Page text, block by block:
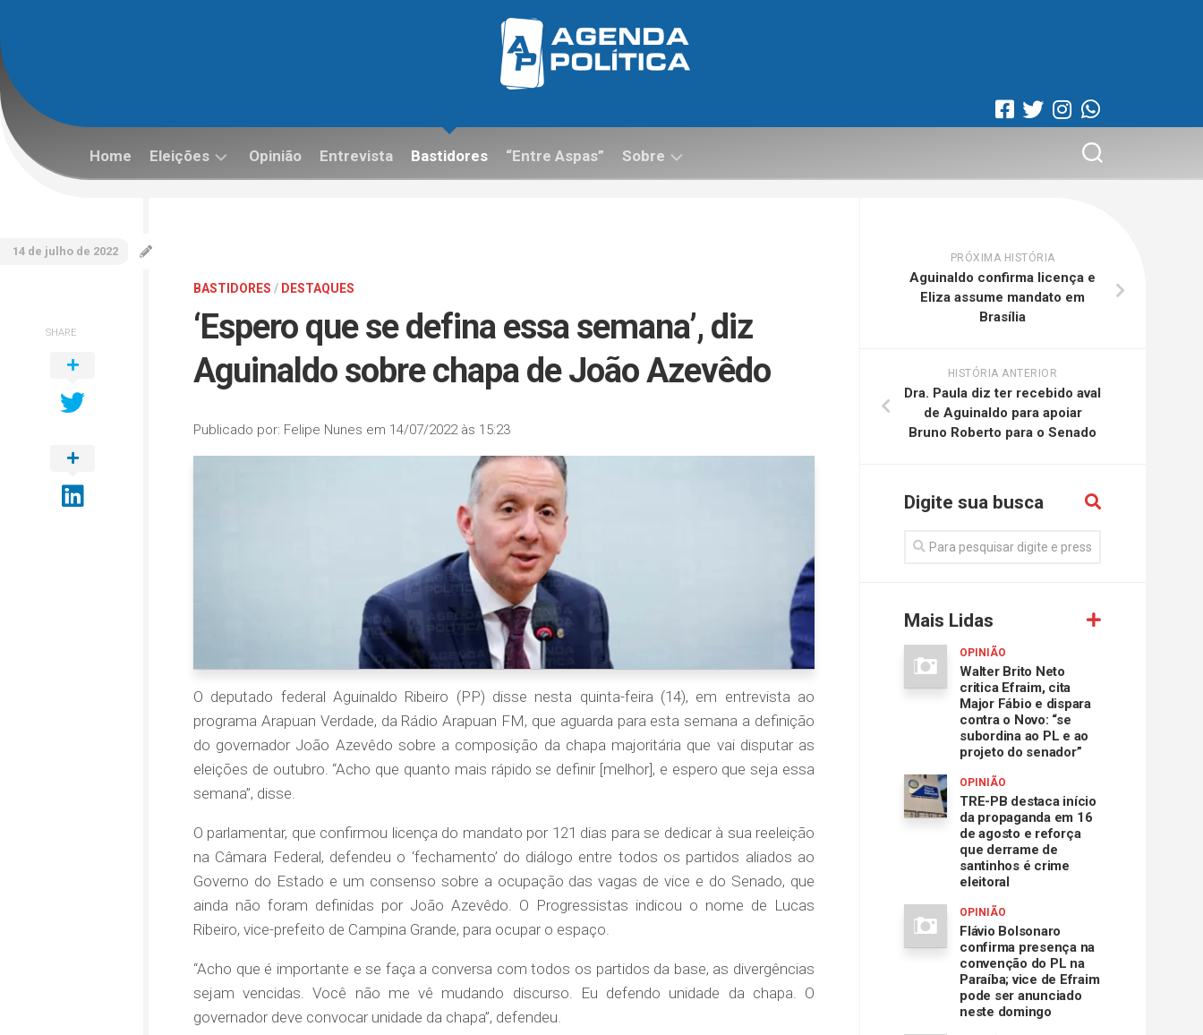
content
Home Eleições Opinião Entrevista Bastidores “Entre Aspas” Sobre
BASTIDORES / DESTAQUES
‘Espero que se defina essa semana’, diz
Aguinaldo sobre chapa de João Azevêdo
Publicado por: Felipe Nunes em 14/07/2022 às 15:23
14 de julho de 2022
O deputado federal Aguinaldo Ribeiro (PP) disse nesta quinta-feira (14), em entrevista ao
programa Arapuan Verdade, da Rádio Arapuan FM, que aguarda para esta semana a definição
do governador João Azevêdo sobre a composição da chapa majoritária que vai disputar as
eleições de outubro. “Acho que quanto mais rápido se definir [melhor], e espero que seja essa
semana”, disse.
O parlamentar, que confirmou licença do mandato por 121 dias para se dedicar à sua reeleição
na Câmara Federal, defendeu o ‘fechamento’ do diálogo entre todos os partidos aliados ao
Governo do Estado e um consenso sobre a ocupação das vagas de vice e do Senado, que
ainda não foram definidas por João Azevêdo. O Progressistas indicou o nome de Lucas
Ribeiro, vice-prefeito de Campina Grande, para ocupar o espaço.
“Acho que é importante e se faça a conversa com todos os partidos da base, as divergências
sejam vencidas. Você não me vê mudando discurso. Eu defendo unidade da chapa. O
governador deve convocar unidade da chapa”, defendeu.
SHARE
PRÓXIMA HISTÓRIA
Aguinaldo confirma licença e
Eliza assume mandato em
Brasília
HISTÓRIA ANTERIOR
Dra. Paula diz ter recebido aval
de Aguinaldo para apoiar
Bruno Roberto para o Senado
Digite sua busca
Mais Lidas
OPINIÃO
Walter Brito Neto
critica Efraim, cita
Major Fábio e dispara
contra o Novo: “se
subordina ao PL e ao
projeto do senador”
OPINIÃO
TRE-PB destaca início
da propaganda em 16
de agosto e reforça
que derrame de
santinhos é crime
eleitoral
OPINIÃO
Flávio Bolsonaro
confirma presença na
convenção do PL na
Paraíba; vice de Efraim
pode ser anunciado
neste domingo